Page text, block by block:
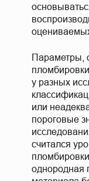
Параметры,
у разных
или
пороговые
считался
однородная